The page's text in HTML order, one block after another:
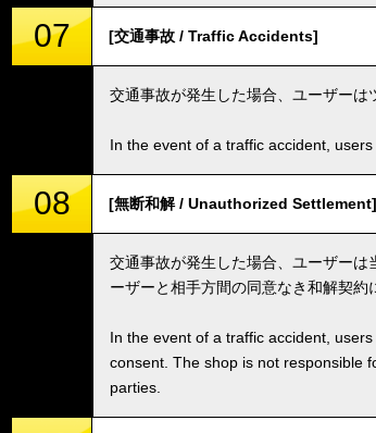
07 [交通事故 / Traffic Accidents]
交通事故が発生した場合、ユーザーは
In the event of a traffic accident,
08 [無断和解 / Unauthorized Settlement]
交通事故が発生した場合、ユーザー
ーザーと相手方間の同意なき和解契約
In the event of a traffic accident,
consent. The shop is not responsible
parties.